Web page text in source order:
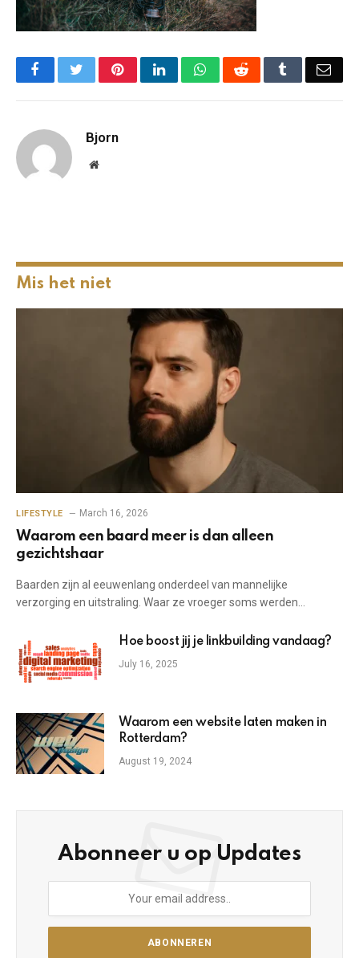
FacebookTwitterPinterestLinkedInWhatsAppReddit Tumblr
Bjorn
Website
Mis het niet
LIFESTYLE March 16, 2026
Waarom een baard meer is dan alleen
gezichtshaar
Baarden zijn al eeuwenlang onderdeel van mannelijke
verzorging en uitstraling. Waar ze vroeger soms werden…
Hoe boost jij je linkbuilding vandaag?
July 16, 2025
Waarom een website laten maken in
Rotterdam?
August 19, 2024
Abonneer u op Updates